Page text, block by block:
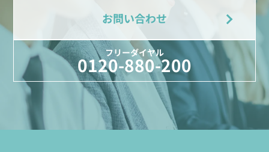
お問い合わせ
フリーダイヤル
0120-880-200